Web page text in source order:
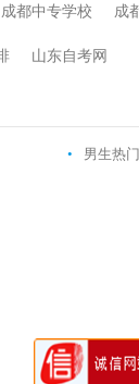
成都中专学校 成
山东自考网
• 男生热